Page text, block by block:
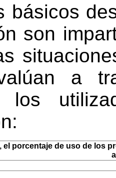
básicos
son
a
los
el porcentaje de uso de los